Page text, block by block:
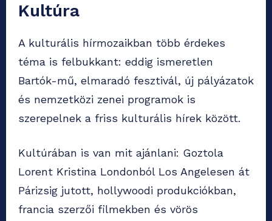
Kultúra
A kulturális hírmozaikban több érdekes
téma is felbukkant: eddig ismeretlen
Bartók-mű, elmaradó fesztivál, új pályázatok
és nemzetközi zenei programok is
szerepelnek a friss kulturális hírek között.
Kultúrában is van mit ajánlani: Goztola
Lorent Kristina Londonból Los Angelesen át
Párizsig jutott, hollywoodi produkciókban,
francia szerzői filmekben és vörös